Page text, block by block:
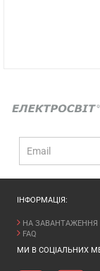
mail
ІНФОРМАЦІЯ:
НА ЗАВАНТАЖЕННЯ
FAQ
МИ В СОЦІАЛЬНИХ